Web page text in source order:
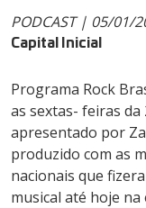
PODCAST | 05/01/
Capital Inicial
Programa Rock
as sextas- feiras da
apresentado por
produzido com as
nacionais que
musical até hoje na